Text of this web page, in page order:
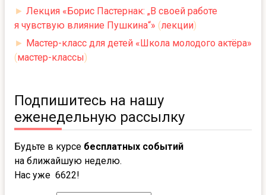
► Лекция «Борис Пастернак: „В своей работе
я чувствую влияние Пушкина“» (лекции)
► Мастер-класс для детей «Школа молодого актёра»
(мастер-классы)
Подпишитесь на нашу
еженедельную рассылку
Будьте в курсе бесплатных событий
на ближайшую неделю.
Нас уже 6622!